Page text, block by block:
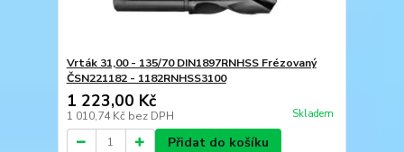
Vrták 31,00 - 135/70 DIN1897RNHSS Frézovaný
ČSN221182 - 1182RNHSS3100
1 223,00 Kč
1 010,74 Kč bez DPH Skladem
Přidat do košíku